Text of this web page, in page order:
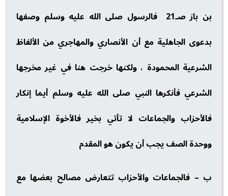
بن باز صـ21 فالرسول صلى الله عليه وسلم وصفها
بدعوى الجاهلية مع أن الأنصاري والمهاجري من الألفاظ
الشرعية المحمودة ، ولكنها خرجت هنا في غير مخرجها
الشرعي فأنكرها النبي صلى الله عليه وسلم أيما إنكار
فالأحزاب والجماعات لا تأتي بخير فالأخوة الإسلامية
ووحدة الصف يجب أن يكون هو المقدم
ب – فالجماعات والأحزاب تتعارض مصالح بعضها مع